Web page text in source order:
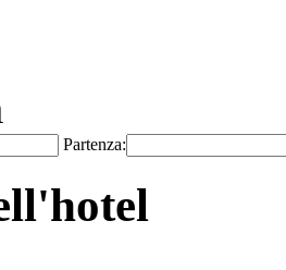
Partenza: